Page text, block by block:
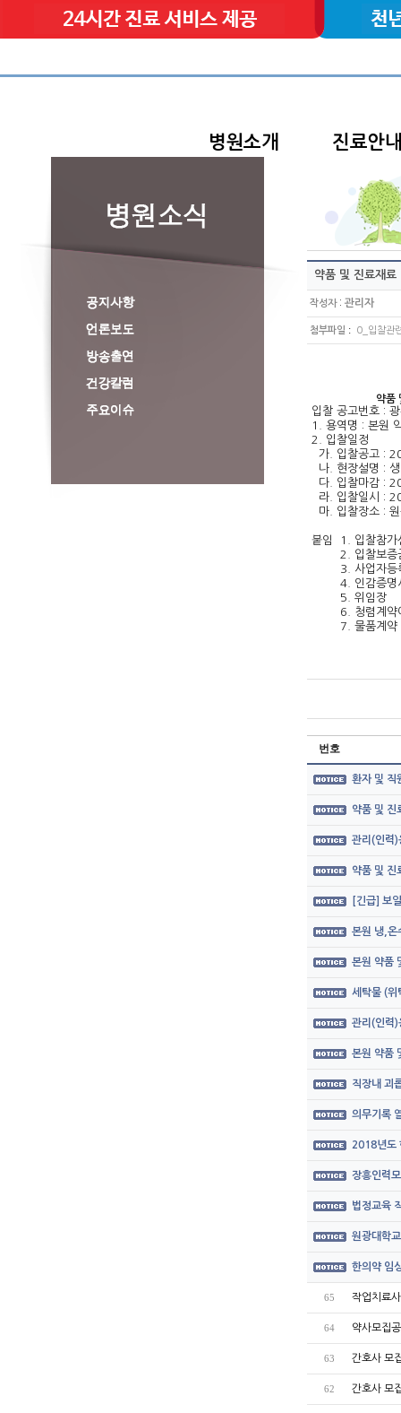
병원소개 진료안내
약품 및 진료재료
작성자: 관리자
첨부파일 : 0_입찰관
약품 및 진료
입찰 공고번호 :
1. 용역명 : 본원
2. 입찰일정
가. 입찰공고 :
나. 현장설명 :
다. 입찰마감 :
라. 입찰일시 :
마. 입찰장소 :
붙임 1. 입찰참가
2. 입찰보증금
3. 사업자등
4. 인감증명서
5. 위임장
6. 청렴계약이
7. 물품계약
번호
환자 및 직
약품 및 진
관리(인력)
약품 및 진
[긴급] 보
본원 냉,온
본원 약품
세탁물 (위
관리(인력)
본원 약품
직장내 괴
의무기록
2018년도
장흥인력
법정교육
원광대학
한의약 임
65 작업치료
64 약사모집
63 간호사 모
62 간호사 모